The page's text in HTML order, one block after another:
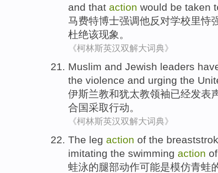
and that action would be taken
马费特博士强调他反对学校里恃
杜绝该现象。
《柯林斯英汉双解大词典》
Muslim and Jewish leaders
the violence and urging the
伊斯兰教和犹太教领袖已经发表
合国采取行动。
《柯林斯英汉双解大词典》
The leg action of the
imitating the swimming action
蛙泳的腿部动作可能是模仿青蛙